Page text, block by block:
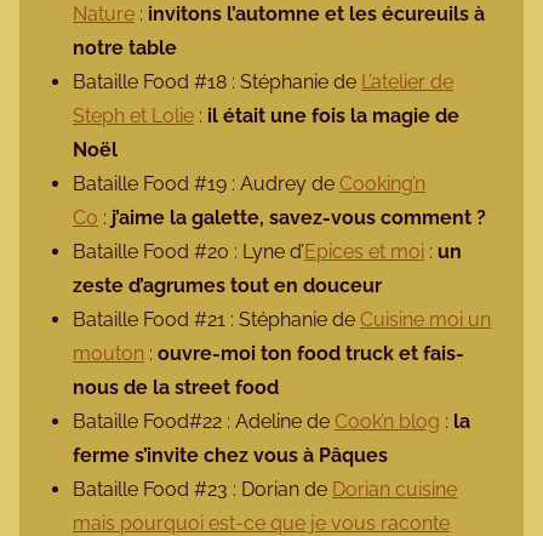
Nature : invitons l’automne et les écureuils à
notre table
Bataille Food #18 : Stéphanie de L’atelier de
Steph et Lolie : il était une fois la magie de
Noël
Bataille Food #19 : Audrey de Cooking’n
Co : j’aime la galette, savez-vous comment ?
Bataille Food #20 : Lyne d’Epices et moi : un
zeste d’agrumes tout en douceur
Bataille Food #21 : Stéphanie de Cuisine moi un
mouton : ouvre-moi ton food truck et fais-
nous de la street food
Bataille Food#22 : Adeline de Cook’n blog : la
ferme s’invite chez vous à Pâques
Bataille Food #23 : Dorian de Dorian cuisine
mais pourquoi est-ce que je vous raconte